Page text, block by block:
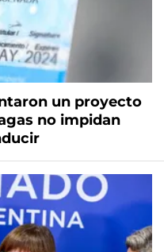
un proyecto
no impidan